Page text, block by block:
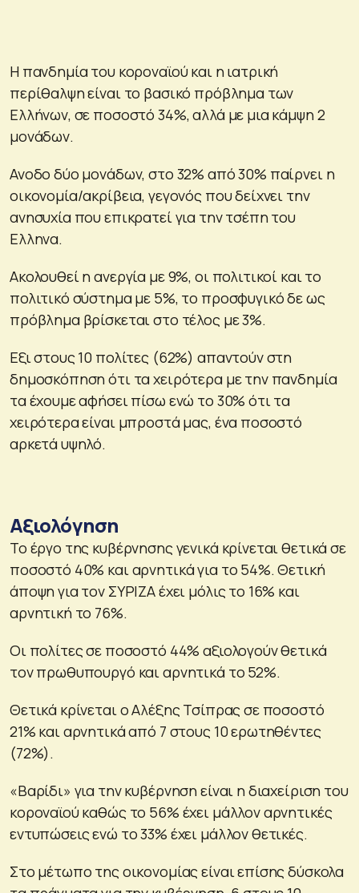
Η πανδημία του κοροναϊού και η ιατρική
περίθαλψη είναι το βασικό πρόβλημα των
Ελλήνων, σε ποσοστό 34%, αλλά με μια κάμψη 2
μονάδων.
Ανοδο δύο μονάδων, στο 32% από 30% παίρνει η
οικονομία/ακρίβεια, γεγονός που δείχνει την
ανησυχία που επικρατεί για την τσέπη του
Ελληνα.
Ακολουθεί η ανεργία με 9%, οι πολιτικοί και το
πολιτικό σύστημα με 5%, το προσφυγικό δε ως
πρόβλημα βρίσκεται στο τέλος με 3%.
Εξι στους 10 πολίτες (62%) απαντούν στη
δημοσκόπηση ότι τα χειρότερα με την πανδημία
τα έχουμε αφήσει πίσω ενώ το 30% ότι τα
χειρότερα είναι μπροστά μας, ένα ποσοστό
αρκετά υψηλό.
Αξιολόγηση
Το έργο της κυβέρνησης γενικά κρίνεται θετικά σε
ποσοστό 40% και αρνητικά για το 54%. Θετική
άποψη για τον ΣΥΡΙΖΑ έχει μόλις το 16% και
αρνητική το 76%.
Οι πολίτες σε ποσοστό 44% αξιολογούν θετικά
τον πρωθυπουργό και αρνητικά το 52%.
Θετικά κρίνεται ο Αλέξης Τσίπρας σε ποσοστό
21% και αρνητικά από 7 στους 10 ερωτηθέντες
(72%).
«Βαρίδι» για την κυβέρνηση είναι η διαχείριση του
κοροναϊού καθώς το 56% έχει μάλλον αρνητικές
εντυπώσεις ενώ το 33% έχει μάλλον θετικές.
Στο μέτωπο της οικονομίας είναι επίσης δύσκολα